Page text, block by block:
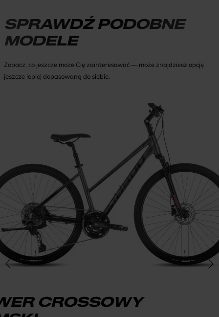
SPRAWDŹ PODOBNE
MODELE
Zobacz, co jeszcze może Cię zainteresować — może znajdziesz opcję
jeszcze lepiej dopasowaną do siebie.
CROSSOWY